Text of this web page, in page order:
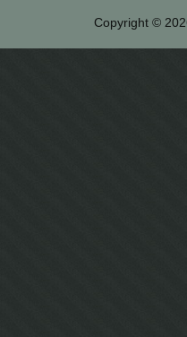
Copyright ©